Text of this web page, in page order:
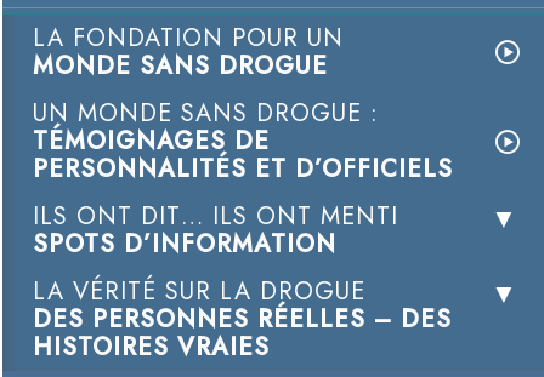
LA FONDATION POUR UN
MONDE SANS DROGUE
UN MONDE SANS DROGUE :
TÉMOIGNAGES DE
PERSONNALITÉS ET D’OFFICIELS
ILS ONT DIT… ILS ONT MENTI
SPOTS D’INFORMATION
LA VÉRITÉ SUR LA DROGUE
DES PERSONNES RÉELLES – DES
HISTOIRES VRAIES